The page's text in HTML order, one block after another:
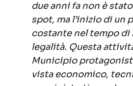
due anni fa non è
spot, ma l’inizio di un
costante nel tempo di
legalità. Questa
Municipio
vista economico,